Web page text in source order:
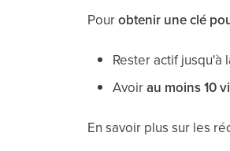
Pourobtenir une clé
Rester actif
Avoirau moins 10
En savoir plus sur les